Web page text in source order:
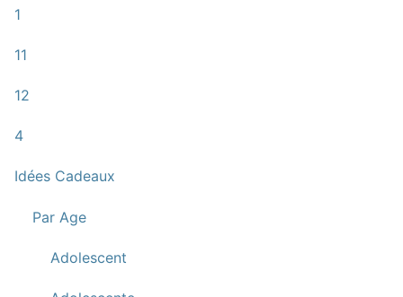
1
11
12
4
Idées Cadeaux
Par Age
Adolescent